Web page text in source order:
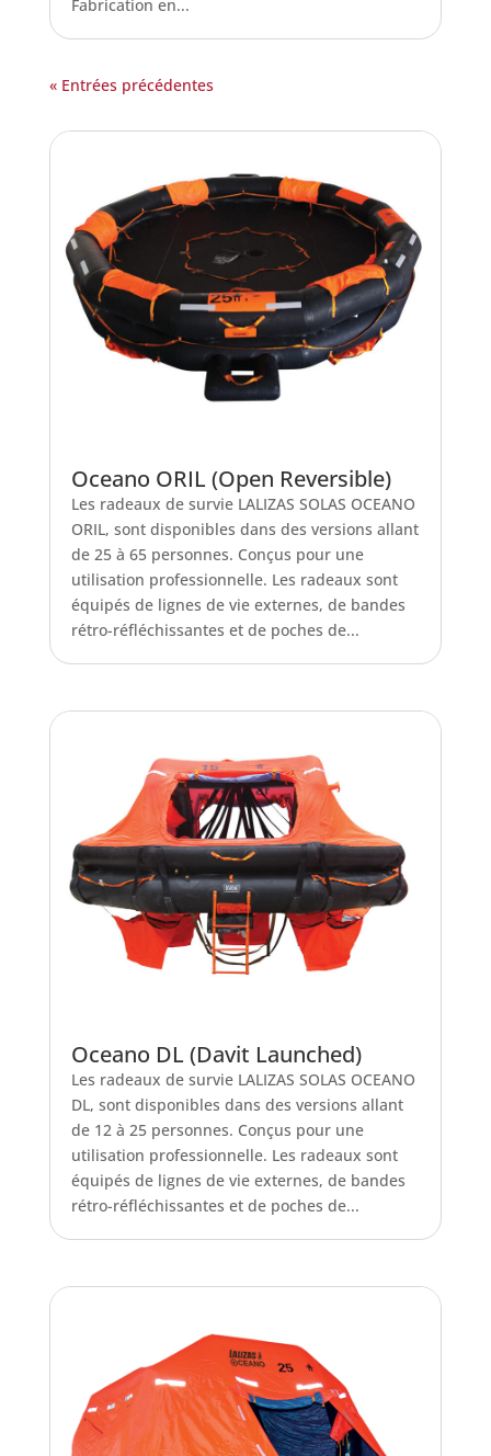
Fabrication en...
« Entrées précédentes
Oceano ORIL (Open Reversible)
Les radeaux de survie LALIZAS SOLAS OCEANO
ORIL, sont disponibles dans des versions allant
de 25 à 65 personnes. Conçus pour une
utilisation professionnelle. Les radeaux sont
équipés de lignes de vie externes, de bandes
rétro-réfléchissantes et de poches de...
Oceano DL (Davit Launched)
Les radeaux de survie LALIZAS SOLAS OCEANO
DL, sont disponibles dans des versions allant
de 12 à 25 personnes. Conçus pour une
utilisation professionnelle. Les radeaux sont
équipés de lignes de vie externes, de bandes
rétro-réfléchissantes et de poches de...